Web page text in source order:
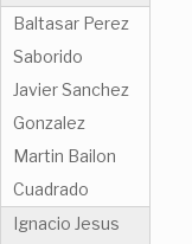
Baltasar Perez
Saborido
Javier Sanchez
Gonzalez
Martin Bailon
Cuadrado
Ignacio Jesus